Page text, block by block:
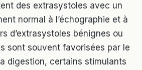
des extrasystoles avec un
normal à l’échographie et à
d’extrasystoles bénignes ou
sont souvent favorisées par le
digestion, certains stimulants